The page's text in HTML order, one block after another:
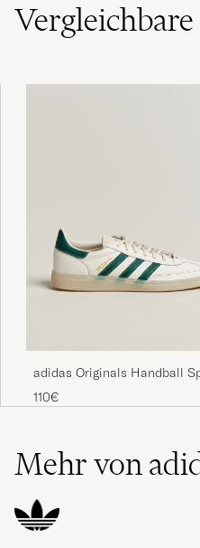
Vergleichbare
adidas Originals Handball
Sneaker White/Green
110€
Mehr von